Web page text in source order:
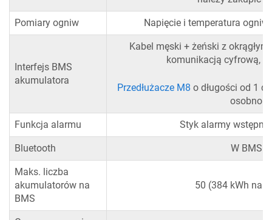
Pomiary ogniw Napięcie i temperatura
Interfejs BMS
akumulatora
Kabel męski + żeński z
komunikacją cyfrową,
Przedłużacze M8 o długości od 1
osobno
Funkcja alarmu Styk alarmy
Bluetooth W BMS
Maks. liczba
akumulatorów na
BMS
50 (384 kWh na